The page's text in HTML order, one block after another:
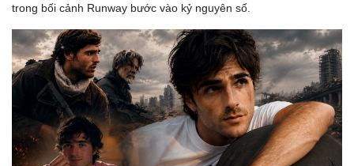
trong bối cảnh Runway bước vào kỷ nguyên số.